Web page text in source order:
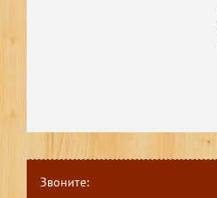
Звоните: